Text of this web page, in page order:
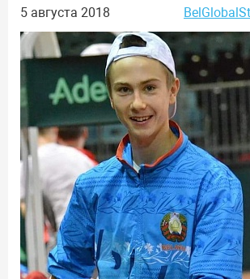
5 августа 2018